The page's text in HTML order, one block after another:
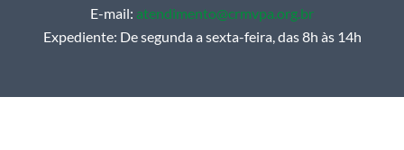
E-mail: atendimento@crmvpa.org.br
Expediente: De segunda a sexta-feira, das 8h às 14h